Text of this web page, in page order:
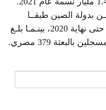
بدولة الصين طبقــا
لتقـديـرات البعثة 7000 مصري حتى نهاية 2020، بينـمـا بلـغ
379 مصري.